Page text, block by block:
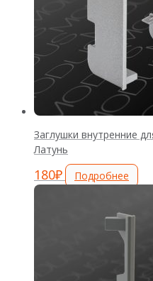
Заглушки внутренние
Латунь
180₽ Подробнее